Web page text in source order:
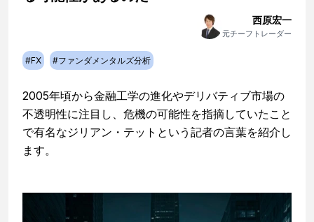
西原宏一
元チーフトレーダー
#FX #ファンダメンタルズ分析
2005年頃から金融工学の進化やデリバティブ市場の
不透明性に注目し、危機の可能性を指摘していたこと
で有名なジリアン・テットという記者の言葉を紹介し
ます。